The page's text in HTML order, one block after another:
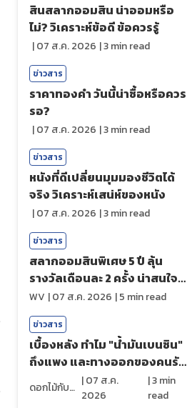
สินสลากออมสิน น่าออมหรือ
ไม่? วิเคราะห์ข้อดี ข้อควรรู้
|07 ส.ค. 2026 |3min read
ข่าวสาร
ราคาทองคํา วันนี้น่าซื้อหรือควร
รอ?
|07 ส.ค. 2026 |3min read
ข่าวสาร
หนังที่ดีเปลี่ยนมุมมองชีวิตได้
จริง วิเคราะห์เสน่ห์ของหนัง
|07 ส.ค. 2026 |3min read
ข่าวสาร
สลากออมสินพิเศษ 5 ปี ลุ้น
รางวัลเดือนละ 2 ครั้ง น่าสนใจ
ไหม?
WV |07 ส.ค. 2026 |5 min read
ข่าวสาร
เบื้องหลัง ทำไม "น้ำมันเบนซิน"
ถึงแพง และทางออกของคนรัก
รถ?
ดอกไม้กับสายน้ำ |07 ส.ค.
2026
|3min
read